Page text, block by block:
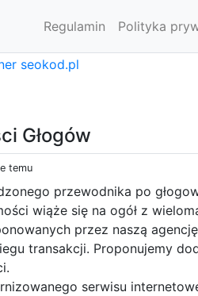
Regulamin Polityka
Głogów
temu
przewodnika po
wiąże się na ogół z
przez naszą
transakcji. Proponujemy
serwisu